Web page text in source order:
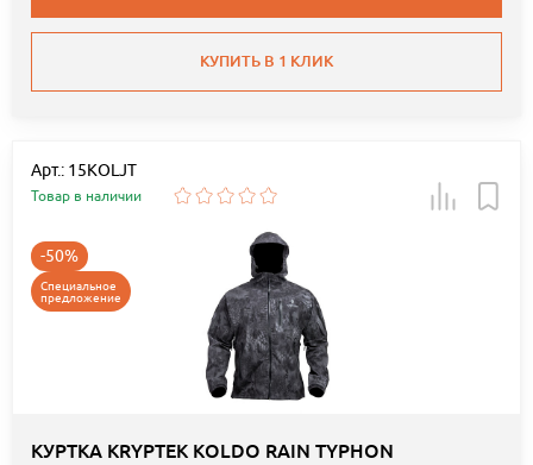
КУПИТЬ В 1 КЛИК
Арт.: 15KOLJT
Товар в наличии
-50%
Специальное
предложение
КУРТКА KRYPTEK KOLDO RAIN TYPHON